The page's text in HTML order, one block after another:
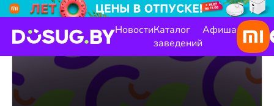
НовостиКаталог
заведений
Афиша